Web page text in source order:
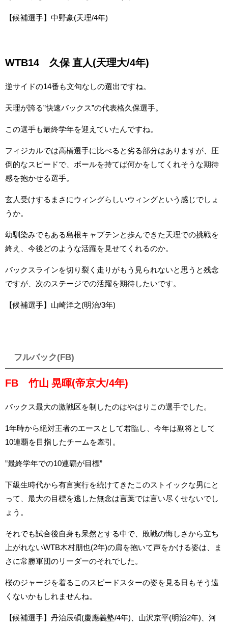
【候補選手】中野豪(天理/4年)
WTB14 久保 直人(天理大/4年)
逆サイドの14番も文句なしの選出ですね。
天理が誇る”快速バックス”の代表格久保選手。
この選手も最終学年を迎えていたんですね。
フィジカルでは高橋選手に比べると劣る部分はありますが、圧
倒的なスピードで、ボールを持てば何かをしてくれそうな期待
感を抱かせる選手。
玄人受けするまさにウィングらしいウィングという感じでしょ
うか。
幼馴染みでもある島根キャプテンと歩んできた天理での挑戦を
終え、今後どのような活躍を見せてくれるのか。
バックスラインを切り裂く走りがもう見られないと思うと残念
ですが、次のステージでの活躍を期待したいです。
【候補選手】山崎洋之(明治/3年)
フルバック(FB)
FB 竹山 晃暉(帝京大/4年)
バックス最大の激戦区を制したのはやはりこの選手でした。
1年時から絶対王者のエースとして君臨し、今年は副将として
10連覇を目指したチームを牽引。
”最終学年での10連覇が目標”
下級生時代から有言実行を続けてきたこのストイックな男にと
って、最大の目標を逃した無念は言葉では言い尽くせないでし
ょう。
それでも試合後自身も呆然とする中で、敗戦の悔しさから立ち
上がれないWTB木村朋也(2年)の肩を抱いて声をかける姿は、ま
さに常勝軍団のリーダーのそれでした。
桜のジャージを着るこのスピードスターの姿を見る日もそう遠
くないかもしれませんね。
【候補選手】丹治辰碩(慶應義塾/4年)、山沢京平(明治2年)、河